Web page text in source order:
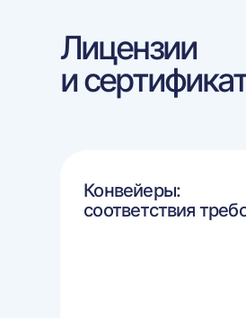
Лицензии
и
Конвейеры:
соответствия